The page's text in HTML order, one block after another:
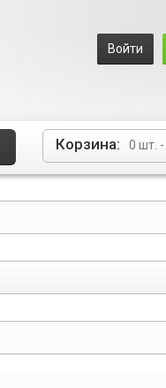
Войти
Корзина: 0 шт. -